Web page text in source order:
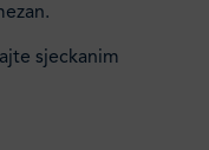
sjeckanim